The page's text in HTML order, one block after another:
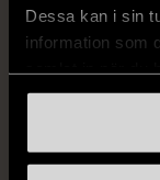
Dessa kan i sin
information som
159 kr